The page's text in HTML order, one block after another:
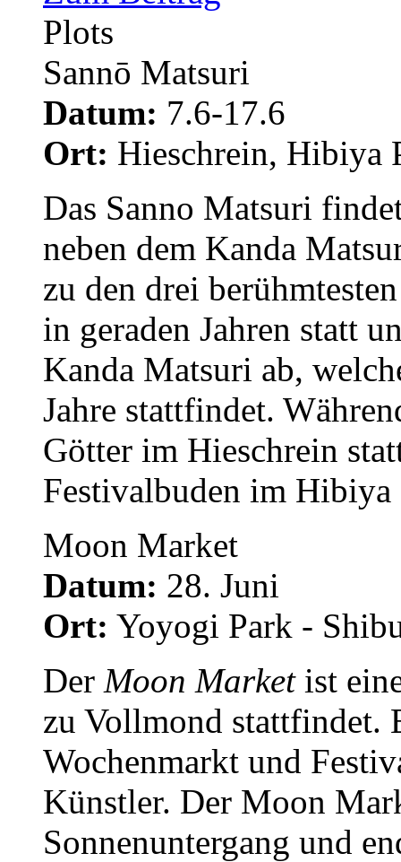
Plots
Sannō Matsuri
Datum: 7.6-17.6
Ort: Hieschrein, Hibiya
Das Sanno Matsuri
neben dem Kanda
zu den drei
in geraden Jahren statt
Kanda Matsuri ab,
Jahre stattfindet.
Götter im Hieschrein
Festivalbuden im Hibiya
Moon Market
Datum: 28. Juni
Ort: Yoyogi Park -
Der Moon Marketist
zu Vollmond stattfindet.
Wochenmarkt und
Künstler. Der Moon
Sonnenuntergang und